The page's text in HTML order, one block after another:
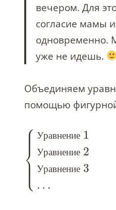
вечером. Для
согласие мамы
одновременно.
уже не идешь.
Объединяем
помощью
⎧
⎩
⎨
⎪
⎪
⎪
⎪
⎪⎪
Уравнение 1
Уравнение 2
Уравнение 3
…